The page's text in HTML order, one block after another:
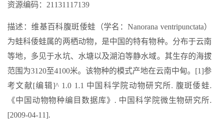
资源编码：21131117139
描述：维基百科腹斑倭蛙（学名：Nanorana ventripunctata）
为蛙科倭蛙属的两栖动物，是中国的特有物种。分布于云南
等地，多见于水坑、水塘以及湖泊等静水域。其生存的海拔
范围为3120至4100米。该物种的模式产地在云南中甸。[1]参
考文献[编辑]^ 1.0 1.1 中国科学院动物研究所. 腹斑倭蛙.
《中国动物物种编目数据库》. 中国科学院微生物研究所.
[2009-04-11].